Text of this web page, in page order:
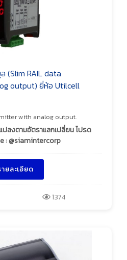
RAIL data
output) ยี่ห้อ Utilcell
with analog output.
ปลงตามอัตราแลกเปลี่ยน โปรด
: @siamintercorp
ยละเอียด
1374